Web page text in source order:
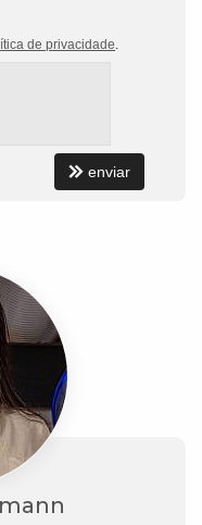
de privacidade
enviar